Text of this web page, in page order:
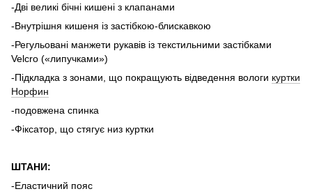
-Дві великі бічні кишені з клапанами
-Внутрішня кишеня із застібкою-блискавкою
-Регульовані манжети рукавів із текстильними застібками
Velcro («липучками»)
-Підкладка з зонами, що покращують відведення вологи куртки
Норфин
-подовжена спинка
-Фіксатор, що стягує низ куртки
ШТАНИ:
-Еластичний пояс